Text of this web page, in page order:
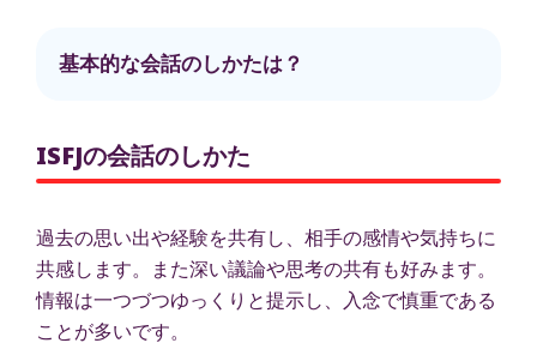
基本的な会話のしかたは？
ISFJの会話のしかた
過去の思い出や経験を共有し、相手の感情や気持ちに
共感します。また深い議論や思考の共有も好みます。
情報は一つづつゆっくりと提示し、入念で慎重である
ことが多いです。